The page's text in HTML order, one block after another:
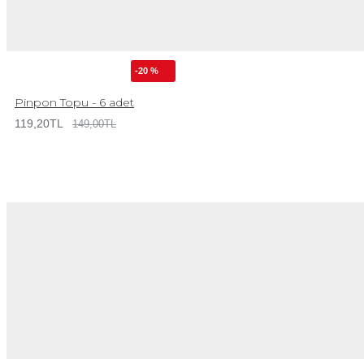
-20 %
Pinpon Topu - 6 adet
119,20TL 149,00TL